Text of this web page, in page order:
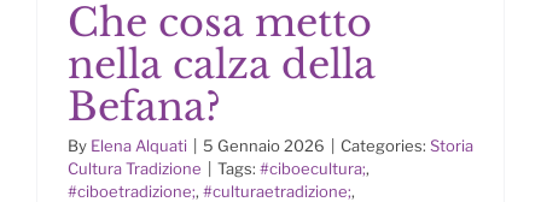
Che cosa metto nella calza della
Befana?
Che cosa metto
nella calza della
Befana?
By Elena Alquati 5 Gennaio 2026 Categories: Storia
Cultura Tradizione
Tags: #ciboecultura;,
#ciboetradizione;, #culturaetradizione;,